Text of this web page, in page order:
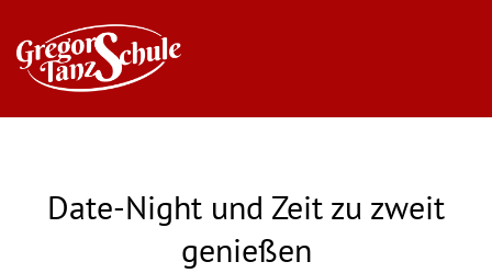
Date-Night und Zeit zu zweit
genießen